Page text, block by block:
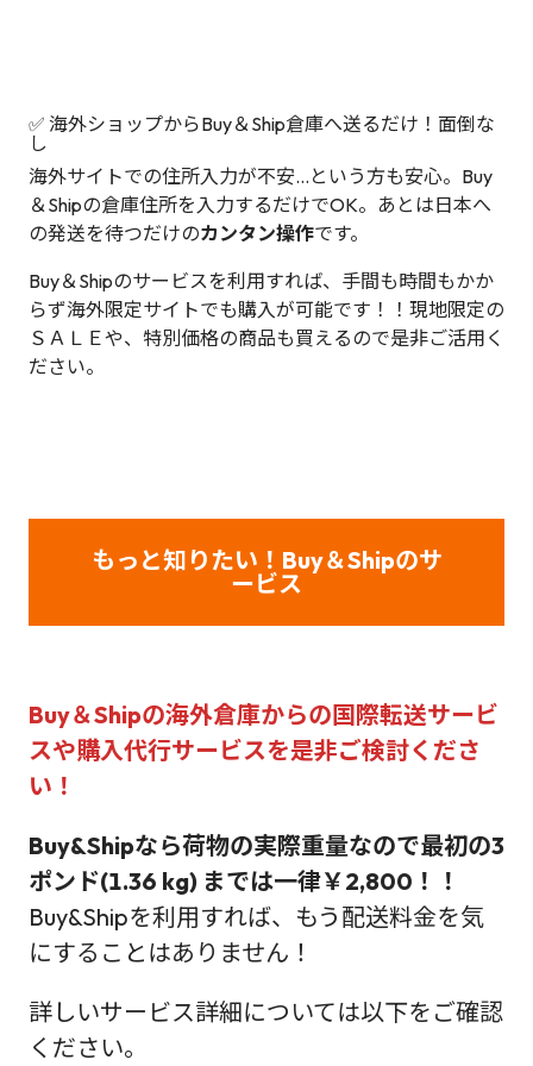
✅ 海外ショップからBuy＆Ship倉庫へ送るだけ！面倒な
し
海外サイトでの住所入力が不安…という方も安心。Buy
＆Shipの倉庫住所を入力するだけでOK。あとは日本へ
の発送を待つだけのカンタン操作です。
Buy＆Shipのサービスを利用すれば、手間も時間もかか
らず海外限定サイトでも購入が可能です！！現地限定の
ＳＡＬＥや、特別価格の商品も買えるので是非ご活用く
ださい。
もっと知りたい！Buy＆Shipのサ
ービス
Buy＆Shipの海外倉庫からの国際転送サービ
スや購入代行サービスを是非ご検討くださ
い！
Buy&Shipなら荷物の実際重量なので最初の3
ポンド(1.36 kg) までは一律￥2,800！！
Buy&Shipを利用すれば、もう配送料金を気
にすることはありません！
詳しいサービス詳細については以下をご確認
ください。